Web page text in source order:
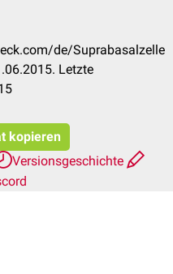
de/Suprabasalzelle
Letzte
kopieren
Versionsgeschichte